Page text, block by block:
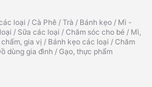
loại / Cà Phê / Trà / Bánh kẹo / Mì -
/ Sữa các loại / Chăm sóc cho bé / Mì,
gia vị / Bánh kẹo các loại / Chăm
dùng gia đình / Gạo, thực phẩm